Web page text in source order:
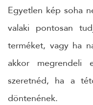
Egyetlen kép soha
valaki pontosan
terméket, vagy ha
akkor
szeretnéd, ha a
döntenének.